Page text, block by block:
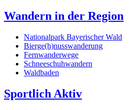
Wandern in der Region
Nationalpark Bayerischer Wald
Bierge(h)nusswanderung
Fernwanderwege
Schneeschuhwandern
Waldbaden
Sportlich Aktiv